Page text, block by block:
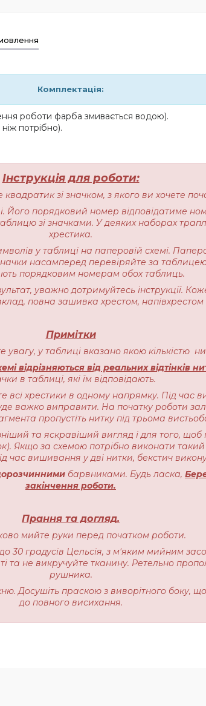
Комплектація:
роботи фарба змивається водою).
потрібно).
Інструкція для роботи:
квадратик зі значком, з якого ви хочете
Його порядковий номер відповідатиме
зі значками. У деяких наборах
хрестика.
у таблиці на паперовій схемі.
насамперед перевіряйте за
порядковим номерам обох таблиць.
уважно дотримуйтесь інструкції.
повна зашивка хрестом, напівхрестом
Примітки
увагу, у таблиці вказано якою кількістю
відрізняються від реальних відтінків
в таблиці, які їм відповідають.
хрестики в одному напрямку. Під час
важко виправити. На початку роботи
пропустіть нитку під трьома
та яскравіший вигляд і для того, щоб
Якщо за схемою потрібно виконати
час вишивання у дві нитки, бекстич
барвниками. Будь ласка,
закінчення роботи.
Прання та догляд.
мийте руки перед початком роботи.
30 градусів Цельсія, з м'яким мийним
та не викручуйте тканину. Ретельно
рушника.
Досушіть праскою з виворітного боку,
до повного висихання.